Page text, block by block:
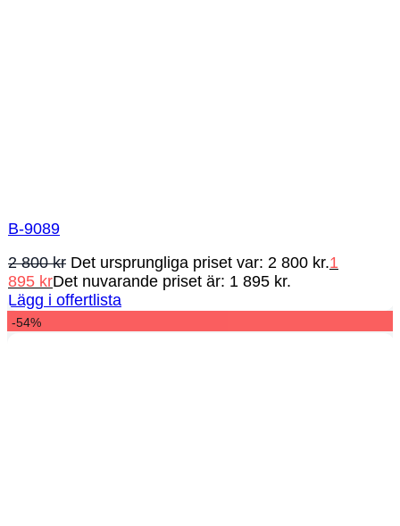
B-9089
2 800kr Det ursprungliga priset var: 2 800 kr.1
895 krDet nuvarande priset är: 1 895 kr.
Lägg i offertlista
-54%